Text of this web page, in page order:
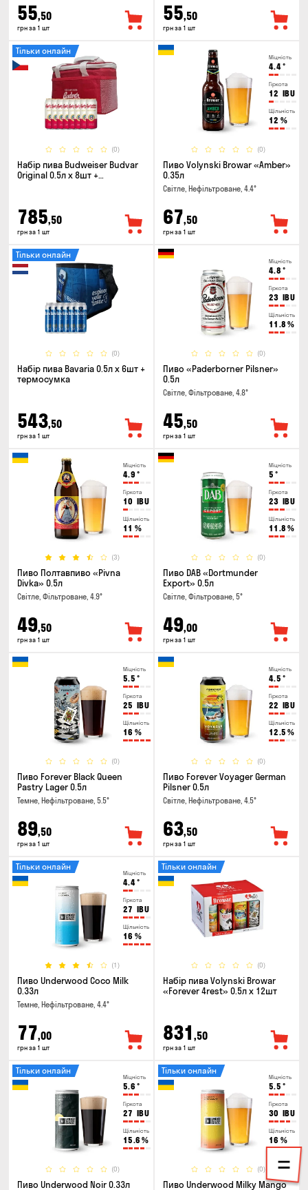
55,50
грн за 1 шт
55,50
грн за 1 шт
(0)
Тільки онлайн
Набір пива Budweiser Budvar
Original 0.5л х 8шт +
785,50
грн за 1 шт
Міцність
4.4°
Гіркота
12 IBU
Щільність
12 %
(0)
Пиво Volynski Browar «Amber»
0.35л
Світле, Нефільтроване, 4.4°
67,50
грн за 1 шт
(0)
Тільки онлайн
Набір пива Bavaria 0.5л х 6шт +
термосумка
543,50
грн за 1 шт
Міцність
4.8 °
Гіркота
23 IBU
Щільність
11.8 %
(0)
Пиво «Paderborner Pilsner»
0.5л
Світле, Фільтроване, 4.8°
45,50
грн за 1 шт
Міцність
4.9 °
Гіркота
10 IBU
Щільність
11 %
(3)
Пиво Полтавпиво «Pivna
Divka» 0.5л
Світле, Фільтроване, 4.9°
49,50
грн за 1 шт
Міцність
5 °
Гіркота
23 IBU
Щільність
11.8 %
(0)
Пиво DAB «Dortmunder
Export» 0.5л
Світле, Фільтроване, 5°
49,00
грн за 1 шт
Міцність
5.5 °
Гіркота
25 IBU
Щільність
16 %
(0)
Пиво Forever Black Queen
Pastry Lager 0.5л
Темне, Нефільтроване, 5.5°
89,50
грн за 1 шт
Міцність
4.5 °
Гіркота
22 IBU
Щільність
12.5 %
(0)
Пиво Forever Voyager German
Pilsner 0.5л
Світле, Нефільтроване, 4.5°
63,50
грн за 1 шт
Міцність
4.4°
Гіркота
27 IBU
Щільність
16 %
(1)
Тільки онлайн
Пиво Underwood Coco Milk
0.33л
Темне, Нефільтроване, 4.4°
77,00
грн за 1 шт
(0)
Тільки онлайн
Набір пива Volynski Browar
«Forever 4rest» 0.5л х 12шт
831 ,50
грн за 1 шт
Міцність
5.6 °
Гіркота
27 IBU
Щільність
15.6 %
(0)
Тільки онлайн
Пиво Underwood Noir 0.33л
Міцність
5.5 °
Гіркота
30 IBU
Щільність
16 %
(0)
Тільки онлайн
Пиво Underwood Milky Mango